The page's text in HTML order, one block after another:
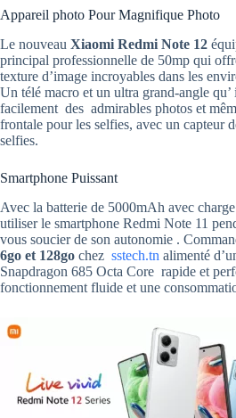
Appareil photo Pour Magnifique Photo
Le nouveau Xiaomi Redmi Note 12
principal professionnelle de 50mp qui
texture d’image incroyables dans les
Un télé macro et un ultra grand-angle
facilement des admirables photos et
frontale pour les selfies, avec un capteur
selfies.
Smartphone Puissant
Avec la batterie de 5000mAh avec
utiliser le smartphone Redmi Note 11
vous soucier de son autonomie .
6go et 128go chez sstech.tn alimenté
Snapdragon 685 Octa Core rapide et
fonctionnement fluide et une